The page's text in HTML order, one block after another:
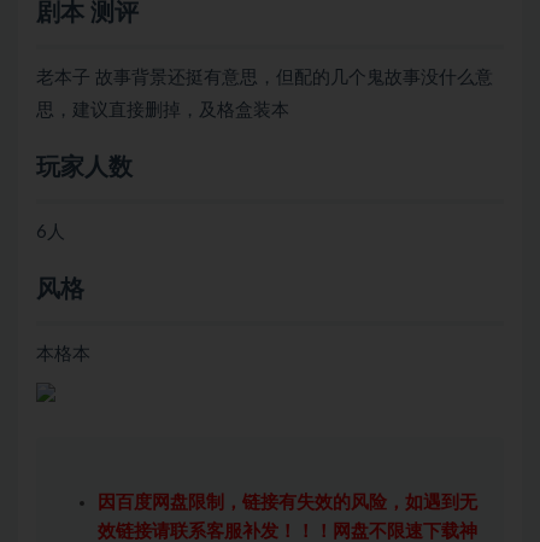
剧本 测评
老本子 故事背景还挺有意思，但配的几个鬼故事没什么意
思，建议直接删掉，及格盒装本
玩家人数
6人
风格
本格本
因百度网盘限制，链接有失效的风险，如遇到无
效链接请联系客服补发！！！网盘不限速下载神